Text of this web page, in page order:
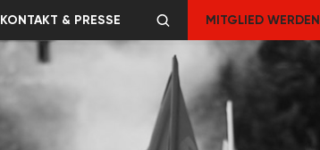
KONTAKT & PRESSE MITGLIED WERDEN